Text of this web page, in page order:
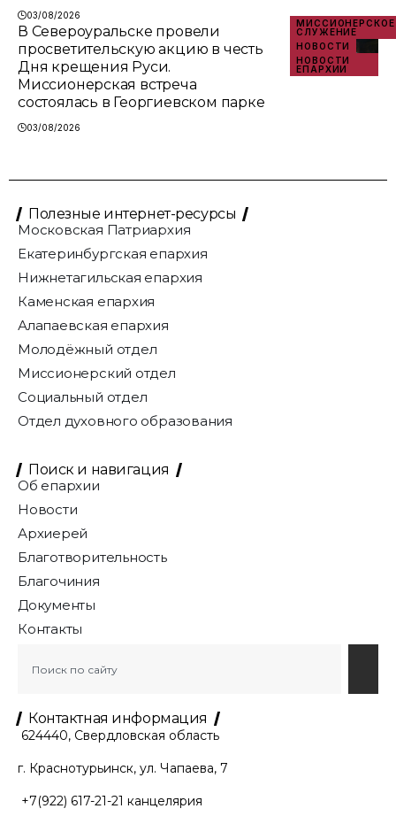
03/08/2026
МИССИОНЕРСКОЕ
СЛУЖЕНИЕ
НОВОСТИ
НОВОСТИ
ЕПАРХИИ
В Североуральске провели
просветительскую акцию в честь
Дня крещения Руси.
Миссионерская встреча
состоялась в Георгиевском парке
03/08/2026
Полезные интернет-ресурсы
Московская Патриархия
Екатеринбургская епархия
Нижнетагильская епархия
Каменская епархия
Алапаевская епархия
Молодёжный отдел
Миссионерский отдел
Социальный отдел
Отдел духовного образования
Поиск и навигация
Об епархии
Новости
Архиерей
Благотворительность
Благочиния
Документы
Контакты
Контактная информация
624440, Свердловская область
г. Краснотурьинск, ул. Чапаева, 7
+7(922) 617-21-21 канцелярия